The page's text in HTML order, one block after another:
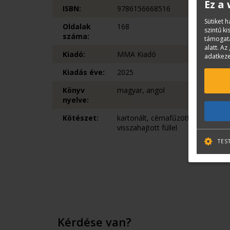
ISBN:
9786156668516
Oldalak
száma:
168
Kiadó:
MMA Kiadó
Kiadás éve:
2025
Könyv
nyelve:
magyar, angol
Kötészet:
kartonált, cérnafűzött,
visszahajtott füllel
Kérdése van?
Ez
Sütiket
szintű
alatt. Az